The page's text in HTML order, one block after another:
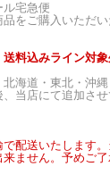
ル宅急便
をご購入いただ
料込みライン対象
海道・東北・沖
当店にて追加さ
配送いたします
ません。予めご了